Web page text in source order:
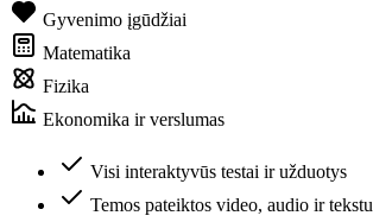
Gyvenimo įgūdžiai
Matematika
Fizika
Ekonomika ir verslumas
Visi interaktyvūs testai ir užduotys
Temos pateiktos video, audio ir tekstu